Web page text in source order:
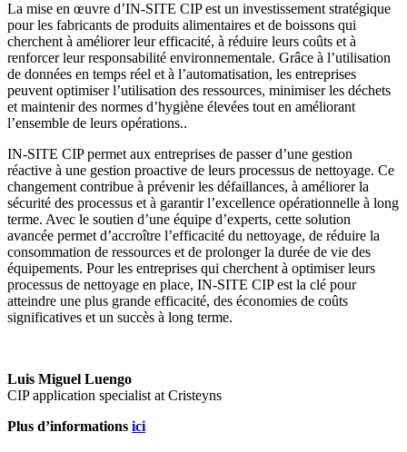
La mise en œuvre d’IN-SITE CIP est un investissement stratégique
pour les fabricants de produits alimentaires et de boissons qui
cherchent à améliorer leur efficacité, à réduire leurs coûts et à
renforcer leur responsabilité environnementale. Grâce à l’utilisation
de données en temps réel et à l’automatisation, les entreprises
peuvent optimiser l’utilisation des ressources, minimiser les déchets
et maintenir des normes d’hygiène élevées tout en améliorant
l’ensemble de leurs opérations..
IN-SITE CIP permet aux entreprises de passer d’une gestion
réactive à une gestion proactive de leurs processus de nettoyage. Ce
changement contribue à prévenir les défaillances, à améliorer la
sécurité des processus et à garantir l’excellence opérationnelle à long
terme. Avec le soutien d’une équipe d’experts, cette solution
avancée permet d’accroître l’efficacité du nettoyage, de réduire la
consommation de ressources et de prolonger la durée de vie des
équipements. Pour les entreprises qui cherchent à optimiser leurs
processus de nettoyage en place, IN-SITE CIP est la clé pour
atteindre une plus grande efficacité, des économies de coûts
significatives et un succès à long terme.
Luis Miguel Luengo
CIP application specialist at Cristeyns
Plus d’informations ici